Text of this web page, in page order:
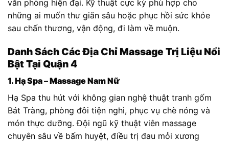
văn phòng hiện đại. Kỹ thuật cực kỳ phù hợp cho
những ai muốn thư giãn sâu hoặc phục hồi sức khỏe
sau chấn thương, vận động, đi làm về muộn.
Danh Sách Các Địa Chỉ Massage Trị Liệu Nổi
Bật Tại Quận 4
1. Hạ Spa – Massage Nam Nữ
Hạ Spa thu hút với không gian nghệ thuật tranh gốm
Bát Tràng, phòng đôi tiện nghi, phục vụ chè nóng và
món thực dưỡng. Đội ngũ kỹ thuật viên massage
chuyên sâu về bấm huyệt, điều trị đau mỏi xương